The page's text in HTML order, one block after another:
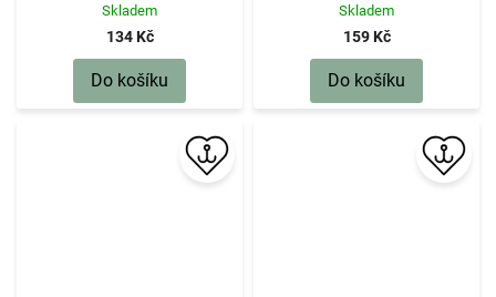
Skladem
134 Kč
Do košíku
Skladem
159 Kč
Do košíku